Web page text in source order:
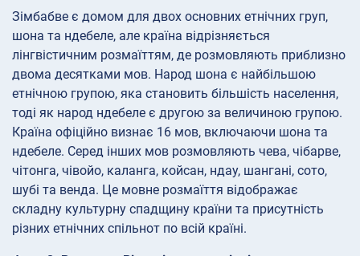
Зімбабве є домом для двох основних етнічних груп,
шона та ндебеле, але країна відрізняється
лінгвістичним розмаїттям, де розмовляють приблизно
двома десятками мов. Народ шона є найбільшою
етнічною групою, яка становить більшість населення,
тоді як народ ндебеле є другою за величиною групою.
Країна офіційно визнає 16 мов, включаючи шона та
ндебеле. Серед інших мов розмовляють чева, чібарве,
чітонга, чівойо, каланга, койсан, ндау, шангані, сото,
шубі та венда. Це мовне розмаїття відображає
складну культурну спадщину країни та присутність
різних етнічних спільнот по всій країні.